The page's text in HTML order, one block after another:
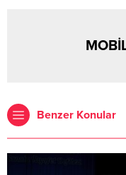
Benzer Konular